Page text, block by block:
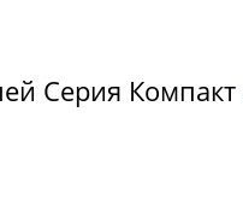
Серия Компакт